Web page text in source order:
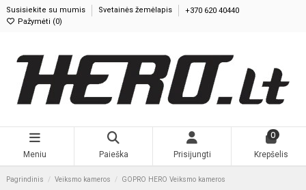
Susisiekite su mumis Svetainės žemėlapis
+370 620 40440
Pažymėti (0)
Meniu Paieška Prisijungti
0
Krepšelis
Pagrindinis Veiksmo kameros GOPRO HERO Veiksmo kameros